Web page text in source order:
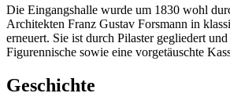
Die Eingangshalle wurde um 1830 wohl
Architekten Franz Gustav Forsmann in
erneuert. Sie ist durch Pilaster gegliedert
Figurennische sowie eine vorgetäuschte
Geschichte